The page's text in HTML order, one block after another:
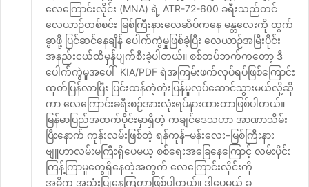
လေကြောင်းလိုင်း (MNA) ရဲ့ ATR-72-600 ခရီးသည်တင်
လေယာဉ်တစ်စင်း မြစ်ကြီးနားလေဆိပ်ကနေ မန္တလေးကို ထွက်
ခွာဖို့ ပြင်ဆင်နေချိန် ပေါက်ကွဲမှုဖြစ်ခဲ့ပြီး လေယာဉ်အမြီးပိုင်း
အနည်းငယ်ထိမှန်ပျက်စီးခဲ့ပါတယ်။ စစ်တပ်ဘက်ကတော့ ဒီ
ပေါက်ကွဲမှုအပေါ် KIA/PDF ရဲအကြမ်းဖက်လုပ်ရပ်ဖြစ်ကြောင်း
ထုတ်ပြန်လာပြီး ပြင်းထန်တဲ့တုံးပြန်မှုလုပ်ဆောင်သွားမယ်လို့ဆို
ကာ လေကြောင်းခရီးစဉ်အားလုံးရပ်နားထားတာဖြစ်ပါတယ်။
မြန်မာပြည်အထက်ပိုင်းမှာရှိတဲ့ ကချင်ဒေသဟာ အာဏာသိမ်း
ပြီးနောက် ကုန်းလမ်းဖြစ်တဲ့ ရန်ကုန်–မန်းလေး–မြစ်ကြီးနား
ဗျူဟာလမ်းမကြီးရှိပေမယ့ စစ်ရေးအခြေနေကြောင့် လမ်းပိုင်း
ကြန့်ကြာမှုတွေရှိနေတဲ့အတွက် လေကြောင်းလိုင်းကို
အဓိက အသုံးပြုနေကြတာဖြစ်ပါတယ်။ ဒါပေမယ့် ခု